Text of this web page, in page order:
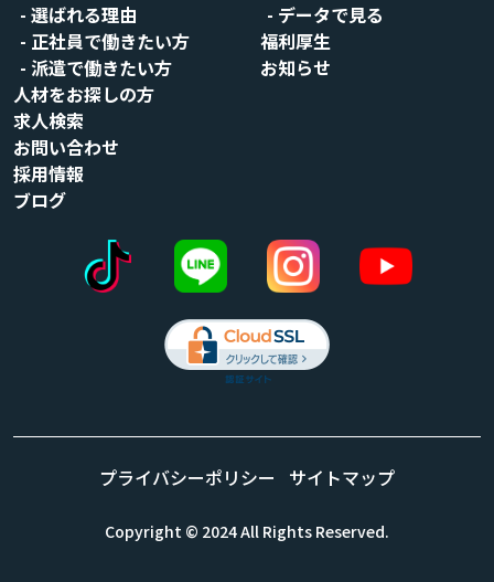
選ばれる理由
正社員で働きたい方
派遣で働きたい方
人材をお探しの方
求人検索
データで見る
福利厚生
お知らせ
お問い合わせ
採用情報
ブログ
プライバシーポリシー サイトマップ
Copyright © 2024 All Rights Reserved.